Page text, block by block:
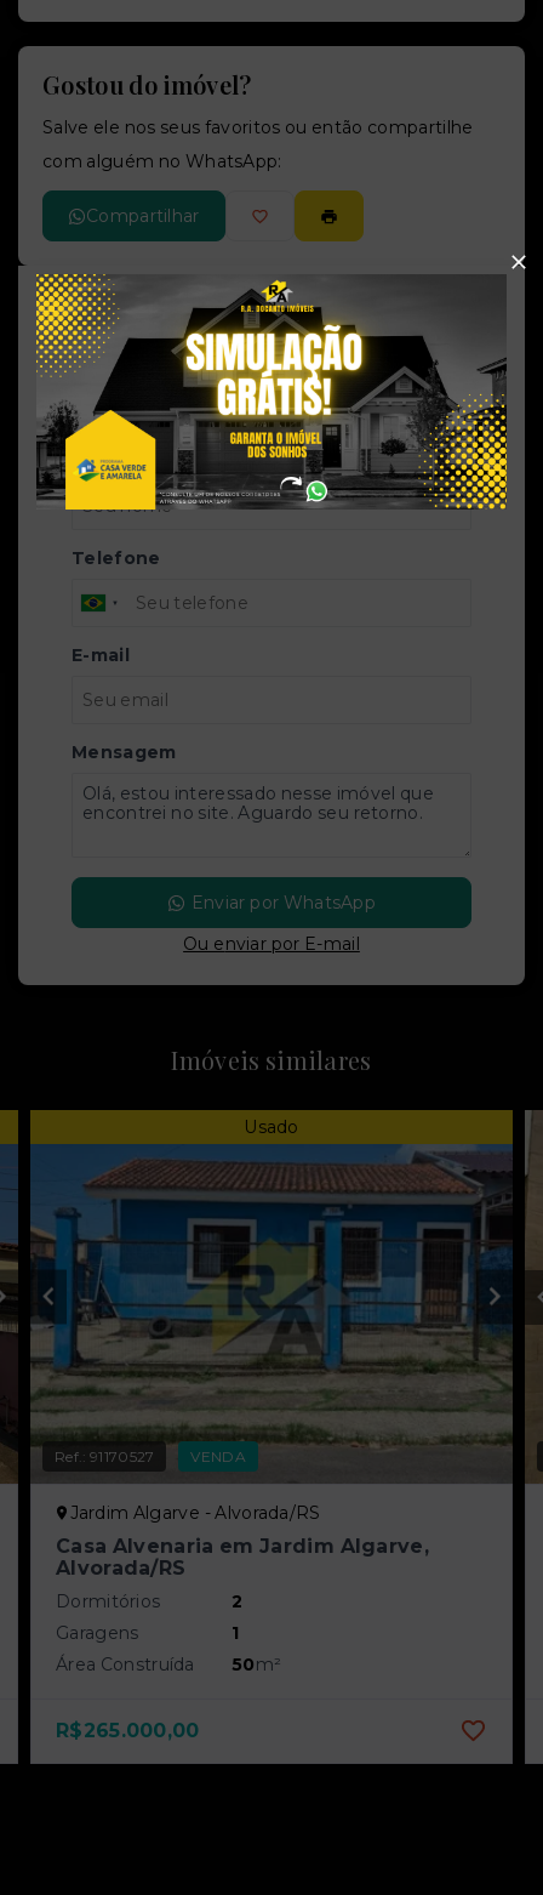
Gostou do imóvel?
Salve ele nos seus favoritos ou então compartilhe
com alguém no WhatsApp:
Compartilhar
R.A. Docanto Imóveis
CRECI -25802J
(51) 9 9826-0707
rubens.andrade.corretor@gmail.com
Nome
Telefone
E-mail
Mensagem
Enviar por WhatsApp
Ou enviar por E-mail
Imóveis similares
Usado
Ref.:91170527 VENDA
Jardim Algarve - Alvorada/RS
Casa Alvenaria em Jardim Algarve,
Alvorada/RS
Dormitórios
2
Garagens
1
Área Construída
50m²
R$265.000,00